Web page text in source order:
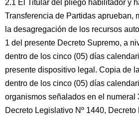
2.1 El Titular del pliego habilitador y
Transferencia de Partidas aprueban,
la desagregación de los recursos
1 del presente Decreto Supremo, a
dentro de los cinco (05) días
presente dispositivo legal. Copia de
dentro de los cinco (05) días
organismos señalados en el numeral
Decreto Legislativo Nº 1440, Decreto